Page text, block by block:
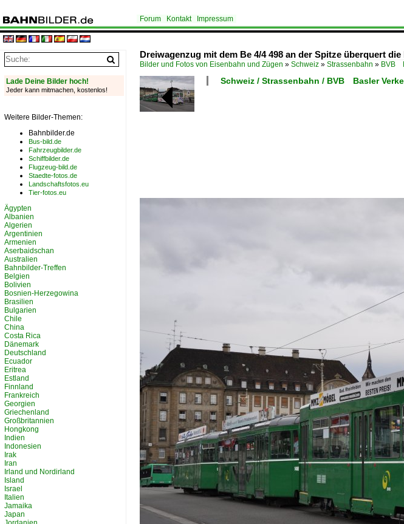
Forum Kontakt Impressum
Dreiwagenzug mit dem Be 4/4 498 an der Spitze überquert
Bilder und Fotos von Eisenbahn und Zügen » Schweiz » Strassenbahn » BVB
Schweiz / Strassenbahn / BVB Basler
Lade Deine Bilder hoch!
Jeder kann mitmachen, kostenlos!
Weitere Bilder-Themen:
Bahnbilder.de
Bus-bild.de
Fahrzeugbilder.de
Schiffbilder.de
Flugzeug-bild.de
Staedte-fotos.de
Landschaftsfotos.eu
Tier-fotos.eu
Ägypten
Albanien
Algerien
Argentinien
Armenien
Aserbaidschan
Australien
Bahnbilder-Treffen
Belgien
Bolivien
Bosnien-Herzegowina
Brasilien
Bulgarien
Chile
China
Costa Rica
Dänemark
Deutschland
Ecuador
Eritrea
Estland
Finnland
Frankreich
Georgien
Griechenland
Großbritannien
Hongkong
Indien
Indonesien
Irak
Iran
Irland und Nordirland
Island
Israel
Italien
Jamaika
Japan